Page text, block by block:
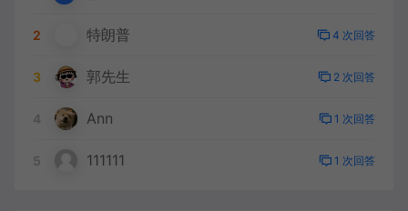
2 特朗普 4 次回答
3 郭先生 2 次回答
4 Ann 1 次回答
5 111111 1 次回答